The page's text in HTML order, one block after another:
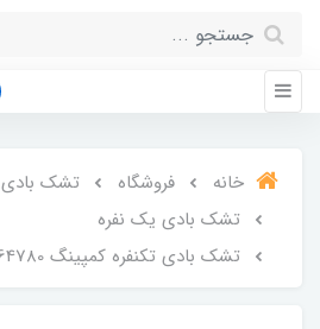
خانه فروشگاه
تشک بادی
تشک بادی یک نفره
تشک بادی تکنفره کمپینگ 64780